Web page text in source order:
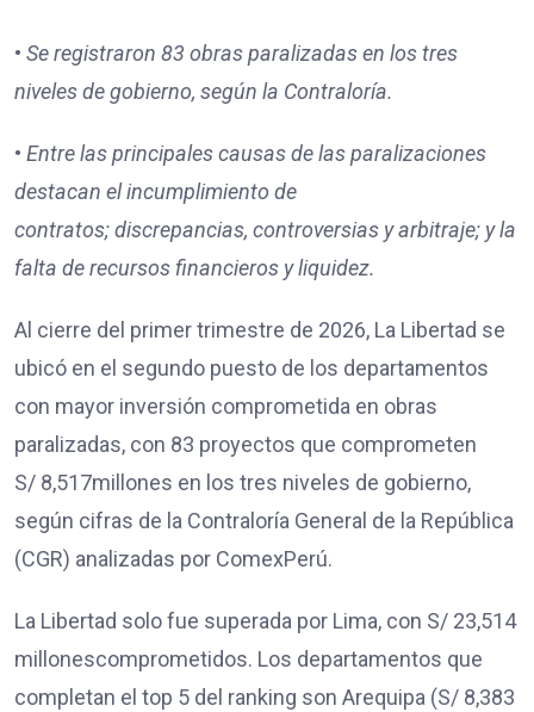
• Se registraron 83 obras paralizadas en los tres
niveles de gobierno, según la Contraloría.
• Entre las principales causas de las paralizaciones
destacan el incumplimiento de
contratos;discrepancias, controversias y arbitraje; yla
falta de recursos financieros y liquidez.
Al cierre del primer trimestre de 2026, La Libertad se
ubicó en el segundo puesto de los departamentos
con mayor inversión comprometida en obras
paralizadas, con 83 proyectos que comprometen
S/ 8,517millones en los tres niveles de gobierno,
según cifras de la Contraloría General de la República
(CGR) analizadas por ComexPerú.
La Libertad solo fue superada por Lima, con S/ 23,514
millonescomprometidos. Los departamentos que
completan el top 5 del ranking son Arequipa (S/ 8,383